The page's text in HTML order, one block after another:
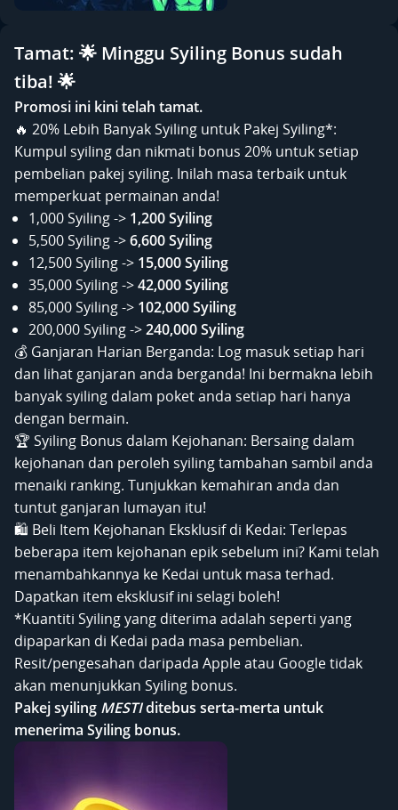
Tamat: 🌟 Minggu Syiling Bonus sudah
tiba! 🌟
Promosi ini kini telah tamat.
🔥 20% Lebih Banyak Syiling untuk Pakej Syiling*:
Kumpul syiling dan nikmati bonus 20% untuk setiap
pembelian pakej syiling. Inilah masa terbaik untuk
memperkuat permainan anda!
1,000 Syiling -> 1,200 Syiling
5,500 Syiling ->6,600 Syiling
12,500 Syiling -> 15,000 Syiling
35,000 Syiling ->42,000 Syiling
85,000 Syiling -> 102,000 Syiling
200,000 Syiling ->240,000 Syiling
💰 Ganjaran Harian Berganda: Log masuk setiap hari
dan lihat ganjaran anda berganda! Ini bermakna lebih
banyak syiling dalam poket anda setiap hari hanya
dengan bermain.
🏆 Syiling Bonus dalam Kejohanan: Bersaing dalam
kejohanan dan peroleh syiling tambahan sambil anda
menaiki ranking. Tunjukkan kemahiran anda dan
tuntut ganjaran lumayan itu!
🛍️ Beli Item Kejohanan Eksklusif di Kedai: Terlepas
beberapa item kejohanan epik sebelum ini? Kami telah
menambahkannya ke Kedai untuk masa terhad.
Dapatkan item eksklusif ini selagi boleh!
*Kuantiti Syiling yang diterima adalah seperti yang
dipaparkan di Kedai pada masa pembelian.
Resit/pengesahan daripada Apple atau Google tidak
akan menunjukkan Syiling bonus.
Pakej syiling MESTIditebus serta-merta untuk
menerima Syiling bonus.